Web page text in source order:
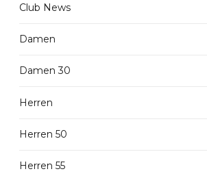
Club News
Damen
Damen 30
Herren
Herren 50
Herren 55